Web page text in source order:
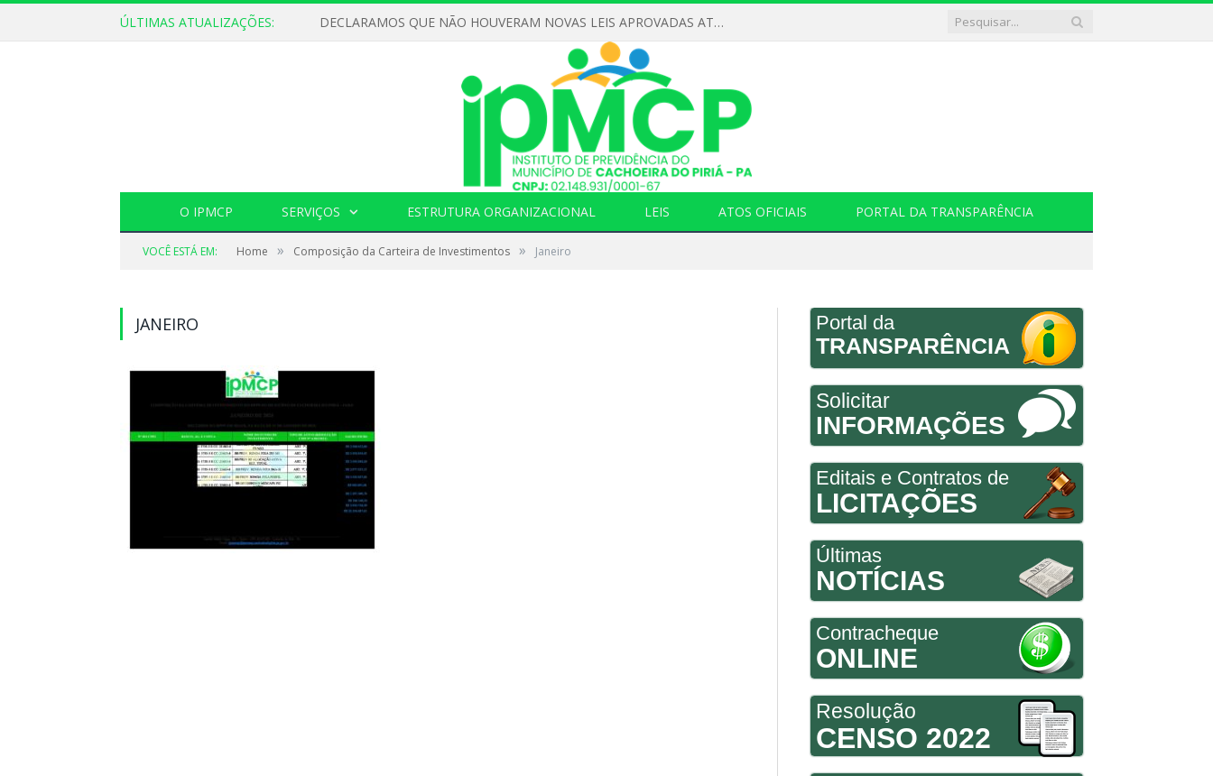
ÚLTIMAS ATUALIZAÇÕES: DECLARAMOS QUE NÃO HOUVERAM NOVAS LEIS APROVADAS ATÉ O MOMENTO PARA O INSTITUTO DE PREVIDÊNCIA NO ANO DE 2026
O IPMCP SERVIÇOS ESTRUTURA ORGANIZACIONAL LEIS ATOS OFICIAIS PORTAL DA TRANSPARÊNCIA
VOCÊ ESTÁ EM: Home » Composição da Carteira de Investimentos » Janeiro
JANEIRO Portal da
TRANSPARÊNCIA
Solicitar
INFORMAÇÕES
Editais e Contratos de
LICITAÇÕES
Últimas
NOTÍCIAS
Contracheque
ONLINE
Resolução
CENSO 2022